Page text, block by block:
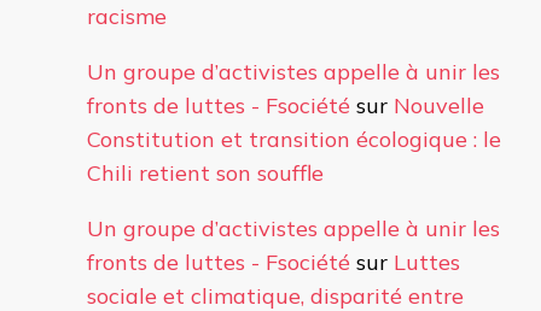
racisme
Un groupe d’activistes appelle à unir les
fronts de luttes - Fsociété sur Nouvelle
Constitution et transition écologique : le
Chili retient son souffle
Un groupe d’activistes appelle à unir les
fronts de luttes - Fsociété sur Luttes
sociale et climatique, disparité entre